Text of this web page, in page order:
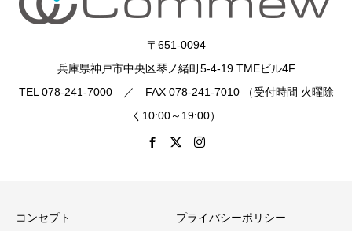
〒651-0094
兵庫県神戸市中央区琴ノ緒町5-4-19 TMEビル4F
TEL 078-241-7000 ／ FAX 078-241-7010 （受付時間 火曜除
く10:00～19:00）
コンセプト プライバシーポリシー